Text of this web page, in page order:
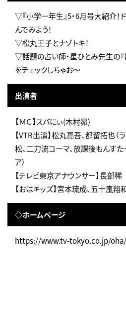
▽『小学一年生』5・6月号大紹介！
んでみよう！
▽松丸王子とナゾトキ！
▽話題の占い師・星ひとみ先生の『
をチェックしちゃお～
出演者
【ＭＣ】スバにぃ(木村昴)
【VTR出演】松丸亮吾、都留拓也（
松、二刀流コーマ、放課後もんすた
ア）
【テレビ東京アナウンサー】長部稀
【おはキッズ】宮本琉成、五十嵐翔
◇ホームページ
https://www.tv-tokyo.co.jp/oha/